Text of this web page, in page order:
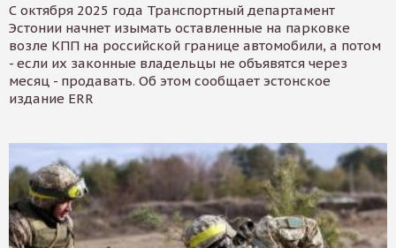
С октября 2025 года Транспортный департамент
Эстонии начнет изымать оставленные на парковке
возле КПП на российской границе автомобили, а потом
- если их законные владельцы не объявятся через
месяц - продавать. Об этом сообщает эстонское
издание ERR